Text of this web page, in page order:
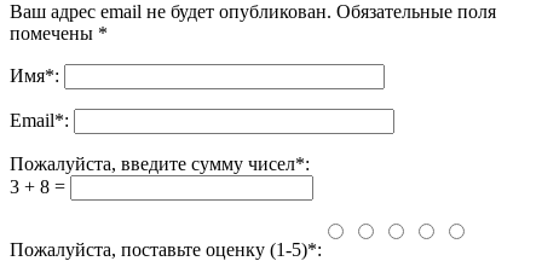
Ваш адрес email не будет опубликован. Обязательные поля
помечены *
Имя*:
Email*:
Пожалуйста, введите сумму чисел*:
3 + 8 =
Пожалуйста, поставьте оценку (1-5)*: